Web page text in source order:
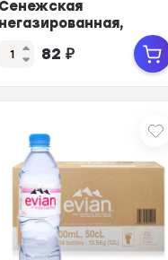
Сенежская
негазированная,
82 ₽